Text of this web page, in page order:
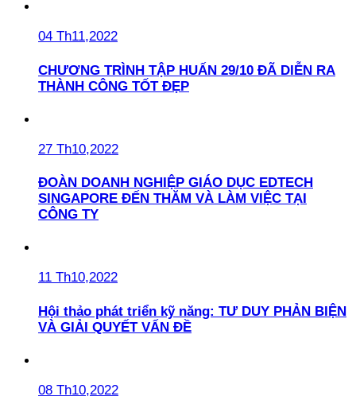
04 Th11,2022
CHƯƠNG TRÌNH TẬP HUẤN 29/10 ĐÃ DIỄN RA
THÀNH CÔNG TỐT ĐẸP
27 Th10,2022
ĐOÀN DOANH NGHIỆP GIÁO DỤC EDTECH
SINGAPORE ĐẾN THĂM VÀ LÀM VIỆC TẠI
CÔNG TY
11 Th10,2022
Hội thảo phát triển kỹ năng: TƯ DUY PHẢN BIỆN
VÀ GIẢI QUYẾT VẤN ĐỀ
08 Th10,2022